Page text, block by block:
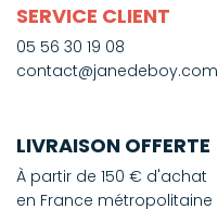
SERVICE CLIENT
05 56 30 19 08
contact@janedeboy.com
LIVRAISON OFFERTE
À partir de 150 € d'achat
en France métropolitaine